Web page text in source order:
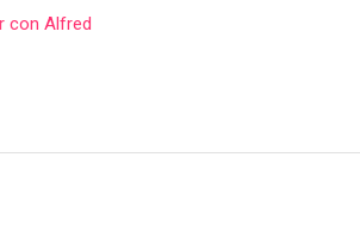
con Alfred